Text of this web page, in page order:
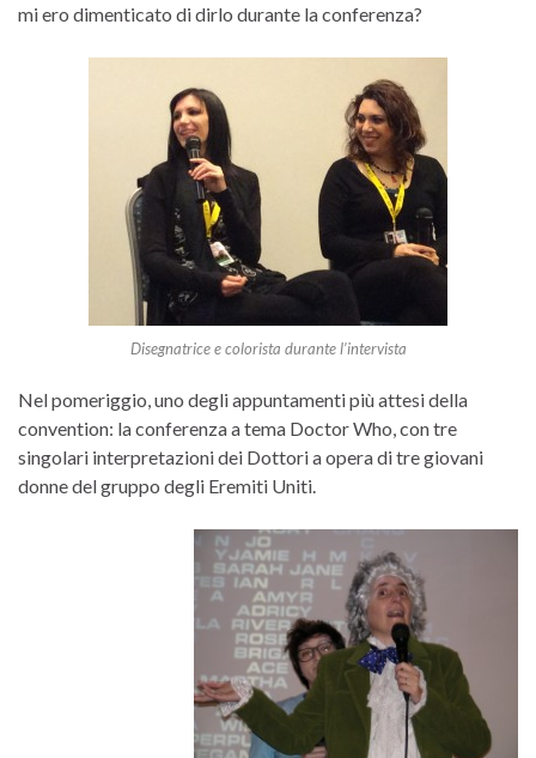
mi ero dimenticato di dirlo durante la conferenza?
Disegnatrice e colorista durante l’intervista
Nel pomeriggio, uno degli appuntamenti più attesi della
convention: la conferenza a tema Doctor Who, con tre
singolari interpretazioni dei Dottori a opera di tre giovani
donne del gruppo degli Eremiti Uniti.